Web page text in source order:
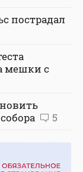
пострадал
мешки с
5